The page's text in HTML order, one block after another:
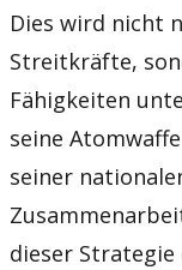
Dies wird nicht
Streitkräfte,
Fähigkeiten
seine
seiner
dieser